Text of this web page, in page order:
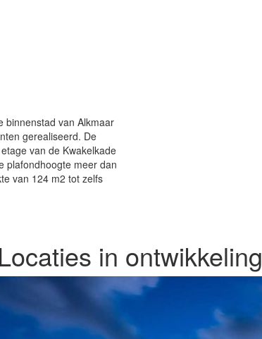
binnenstad van Alkmaar
gerealiseerd. De
van de Kwakelkade
plafondhoogte meer dan
van 124 m2 tot zelfs
in ontwikkeling